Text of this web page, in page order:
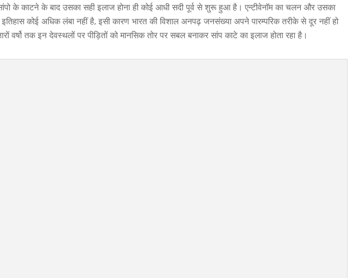
के काटने के बाद उसका सही इलाज होना ही कोई आधी सदी पूर्व से शुरू हुआ है। एन्टीवेनॉम का चलन और उसका
इतिहास कोई अधिक लंबा नहीं है, इसी कारण भारत की विशाल अनपढ़ जनसंख्या अपने पारम्परिक तरीके से दूर नहीं हो
वर्षो तक इन देवस्थलों पर पीड़ितों को मानसिक तोर पर सबल बनाकर सांप काटे का इलाज होता रहा है।